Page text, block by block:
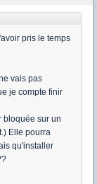
pris le temps
vais pas
je compte finir
bloquée sur un
Elle pourra
qu'installer